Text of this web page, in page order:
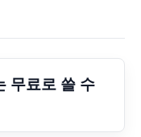
무료로 쓸 수